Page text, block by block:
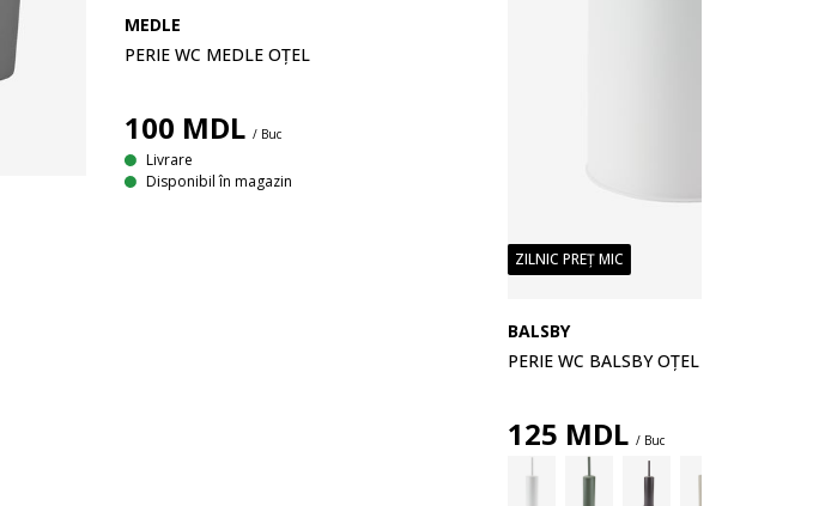
MEDLE
PERIE WC MEDLE OȚEL
100 MDL / Buc
Livrare
Disponibil în magazin
ZILNIC PREȚ MIC
BALSBY
PERIE WC BALSBY OȚEL ALB
125 MDL / Buc